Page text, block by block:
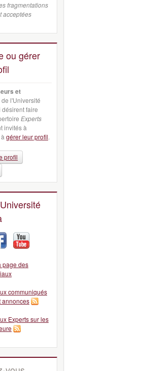
fragmentations
acceptées
ou gérer
et
de l'Université
désirent faire
Experts
invités à
gérer leur profil.
profil
page des
communiqués
annonces
Experts sur les